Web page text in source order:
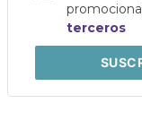
terceros